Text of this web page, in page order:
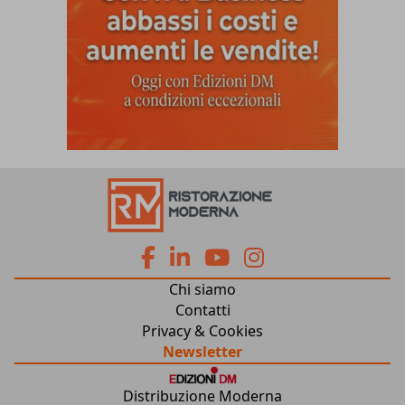
fa
fa-
facebook
fa
fa-
linkedin
fab
fa-
youtube
fab
Chi siamo
Contatti
Privacy & Cookies
Newsletter
Distribuzione Moderna